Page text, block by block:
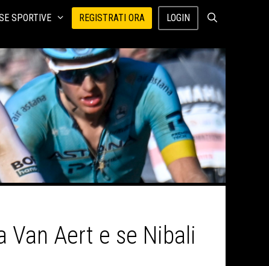
SPORTIVE REGISTRATI ORA LOGIN
Van Aert e se Nibali